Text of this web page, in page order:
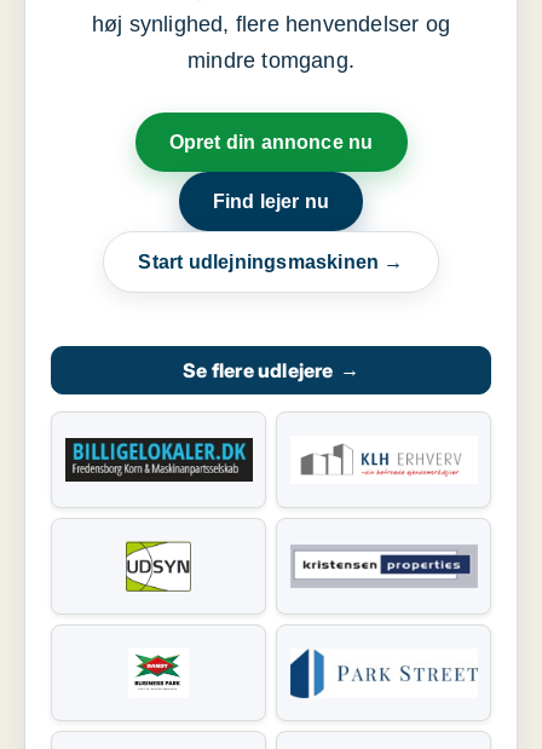
høj synlighed, flere henvendelser og
mindre tomgang.
Opret din annonce nu
Find lejer nu
Start udlejningsmaskinen →
Se flere udlejere →